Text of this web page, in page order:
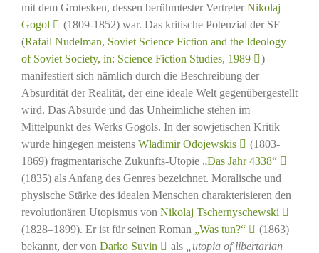
mit dem Grotesken, dessen berühmtester VertreterNikolaj
Gogol
(1809-1852) war. Das kritische Potenzial der SF
(Rafail Nudelman, Soviet Science Fiction and the Ideology
of Soviet Society, in: Science Fiction Studies, 1989
)
manifestiert sich nämlich durch die Beschreibung der
Absurdität der Realität, der eine ideale Welt gegenübergestellt
wird. Das Absurde und das Unheimliche stehen im
Mittelpunkt des Werks Gogols. In der sowjetischen Kritik
wurde hingegen meistens Wladimir Odojewskis
(1803-
1869) fragmentarische Zukunfts-Utopie„Das Jahr 4338“
(1835) als Anfang des Genres bezeichnet. Moralische und
physische Stärke des idealen Menschen charakterisieren den
revolutionären Utopismus von Nikolaj Tschernyschewski
(1828–1899). Er ist für seinen Roman „Was tun?“
(1863)
bekannt, der von Darko Suvin als
„utopia of libertarian